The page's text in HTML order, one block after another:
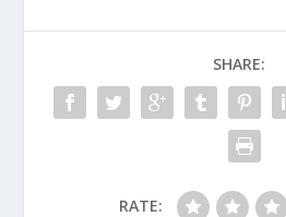
SHARE:
RATE: